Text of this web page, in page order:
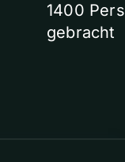
1400
gebracht